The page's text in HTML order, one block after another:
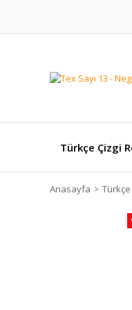
Türkçe Çizgi
Anasayfa